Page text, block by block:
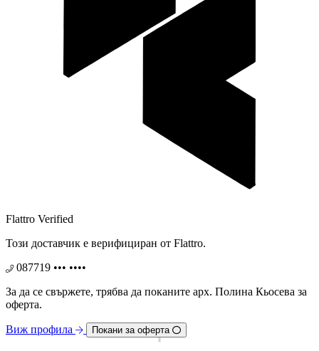
Flattro Verified
Този доставчик е верифициран от Flattro.
087719 ••• ••••
За да се свържете, трябва дa поканите арх. Полина Кьосева за
оферта.
Виж профила Покани за оферта